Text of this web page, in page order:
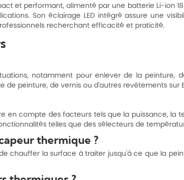
et performant, alimenté par une batterie Li-ion
Son éclairage LED intégré assure une
recherchant efficacité et praticité.
notamment pour enlever de la peinture,
de peinture, de vernis ou d'autres revêtements sur
en compte des facteurs tels que la puissance, la
telles que des sélecteurs de
thermique ?
chauffer la surface à traiter jusqu'à ce que la